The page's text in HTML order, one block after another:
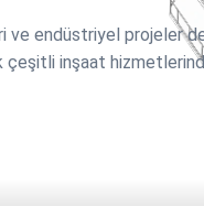
ve endüstriyel projeler
çeşitli inşaat